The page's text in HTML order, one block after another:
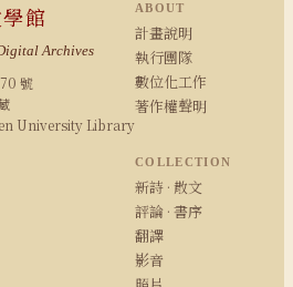
館
Archives
號
University Library
ABOUT
計畫說明
執行團隊
數位化工作
著作權聲明
COLLECTION
新詩 · 散文
評論 · 書序
翻譯
影音